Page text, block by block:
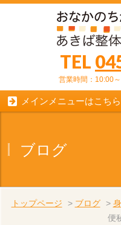
TEL
営業時間：10:00
メインメニューはこちら
ブログ
トップページ > ブログ >
便